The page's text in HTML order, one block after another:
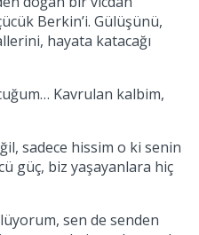
Berkin’i. Gülüşünü,
hayata katacağı
Kavrulan kalbim,
sadece hissim o ki senin
güç, biz yaşayanlara hiç
sen de senden